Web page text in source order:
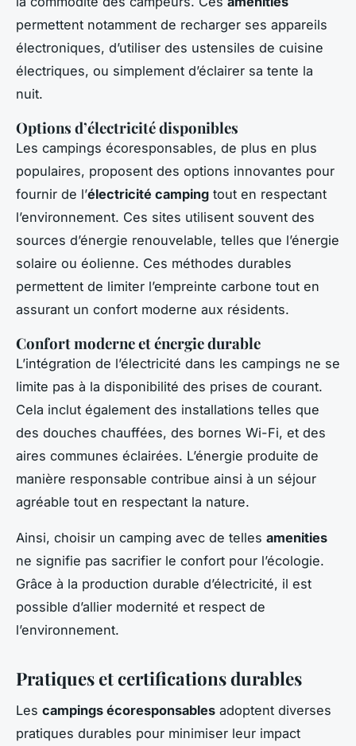
permettent notamment de recharger ses appareils
électroniques, d’utiliser des ustensiles de cuisine
électriques, ou simplement d’éclairer sa tente la
nuit.
Options d’électricité disponibles
Les campings écoresponsables, de plus en plus
populaires, proposent des options innovantes pour
fournir de l’électricité camping tout en respectant
l’environnement. Ces sites utilisent souvent des
sources d’énergie renouvelable, telles que l’énergie
solaire ou éolienne. Ces méthodes durables
permettent de limiter l’empreinte carbone tout en
assurant un confort moderne aux résidents.
Confort moderne et énergie durable
L’intégration de l’électricité dans les campings ne se
limite pas à la disponibilité des prises de courant.
Cela inclut également des installations telles que
des douches chauffées, des bornes Wi-Fi, et des
aires communes éclairées. L’énergie produite de
manière responsable contribue ainsi à un séjour
agréable tout en respectant la nature.
Ainsi, choisir un camping avec de telles amenities
ne signifie pas sacrifier le confort pour l’écologie.
Grâce à la production durable d’électricité, il est
possible d’allier modernité et respect de
l’environnement.
Pratiques et certifications durables
Les campings écoresponsables adoptent diverses
pratiques durables pour minimiser leur impact